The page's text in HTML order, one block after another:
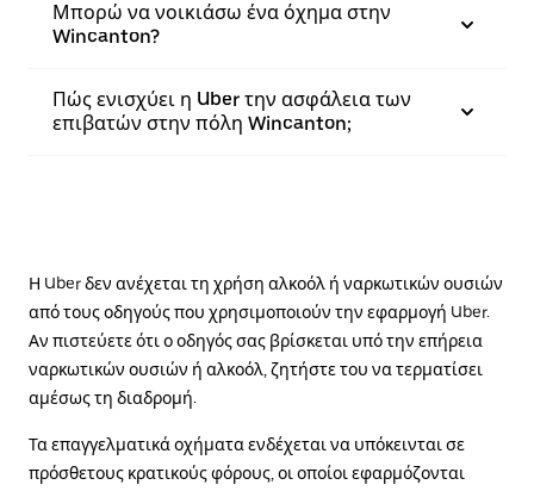
Μπορώ να νοικιάσω ένα όχημα στην
Wincanton?
Πώς ενισχύει η Uber την ασφάλεια των
επιβατών στην πόλη Wincanton;
Η Uber δεν ανέχεται τη χρήση αλκοόλ ή ναρκωτικών ουσιών
από τους οδηγούς που χρησιμοποιούν την εφαρμογή Uber.
Αν πιστεύετε ότι ο οδηγός σας βρίσκεται υπό την επήρεια
ναρκωτικών ουσιών ή αλκοόλ, ζητήστε του να τερματίσει
αμέσως τη διαδρομή.
Τα επαγγελματικά οχήματα ενδέχεται να υπόκεινται σε
πρόσθετους κρατικούς φόρους, οι οποίοι εφαρμόζονται